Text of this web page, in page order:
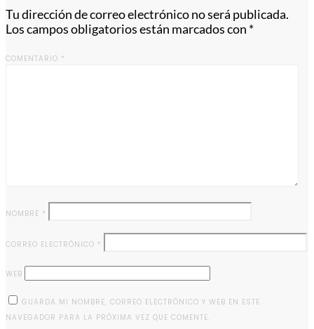
Tu dirección de correo electrónico no será publicada.
Los campos obligatorios están marcados con *
COMENTARIO *
NOMBRE *
CORREO ELECTRÓNICO *
WEB
GUARDA MI NOMBRE, CORREO ELECTRÓNICO Y WEB EN ESTE
NAVEGADOR PARA LA PRÓXIMA VEZ QUE COMENTE.